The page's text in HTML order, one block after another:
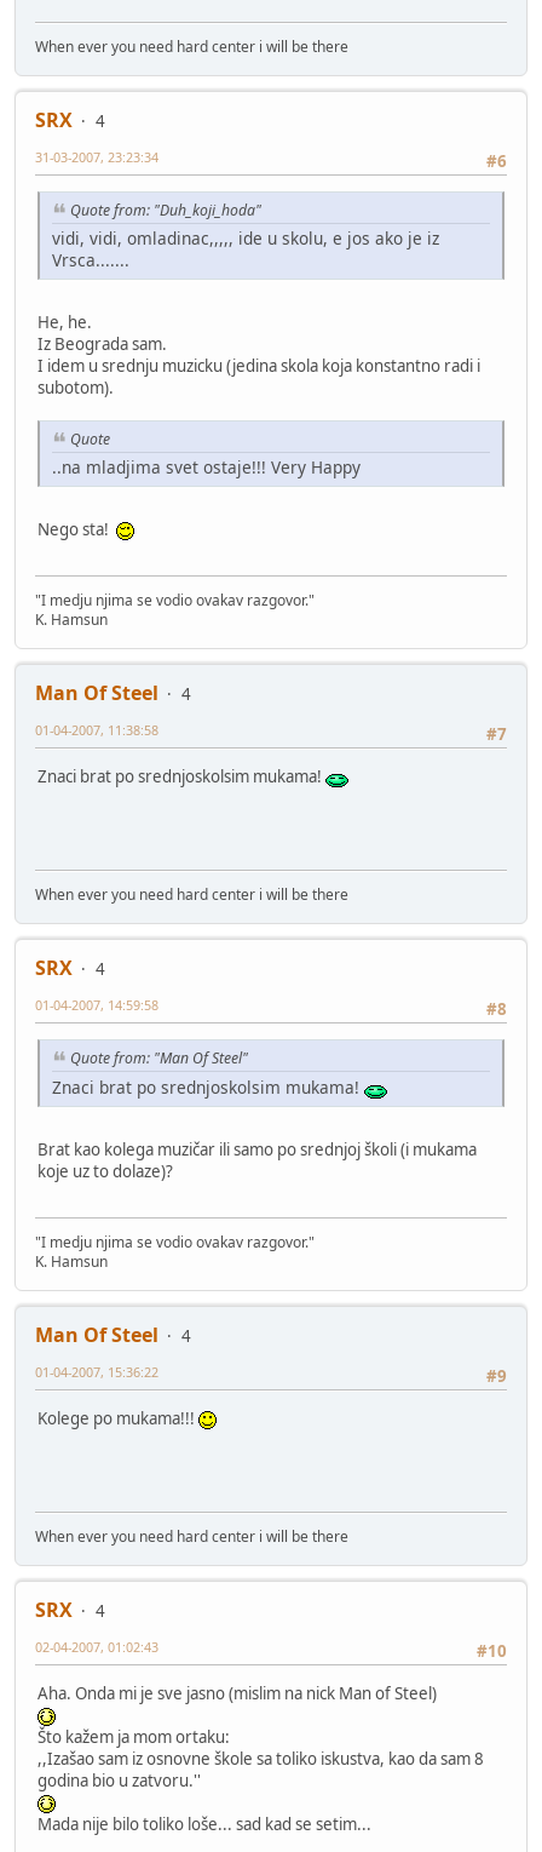
When ever you need hard center i will be there
SRX
4
#6
31-03-2007, 23:23:34
Quote from: "Duh_koji_hoda"
vidi, vidi, omladinac,,,,, ide u skolu, e jos ako je iz
Vrsca.......
He, he.
Iz Beograda sam.
I idem u srednju muzicku (jedina skola koja konstantno radi i
subotom).
Quote
..na mladjima svet ostaje!!! Very Happy
Nego sta!
"I medju njima se vodio ovakav razgovor."
K. Hamsun
Man Of Steel
4
#7
01-04-2007, 11:38:58
Znaci brat po srednjoskolsim mukama!
When ever you need hard center i will be there
SRX
4
#8
01-04-2007, 14:59:58
Quote from: "Man Of Steel"
Znaci brat po srednjoskolsim mukama!
Brat kao kolega muzičar ili samo po srednjoj školi (i mukama
koje uz to dolaze)?
"I medju njima se vodio ovakav razgovor."
K. Hamsun
Man Of Steel
4
#9
01-04-2007, 15:36:22
Kolege po mukama!!!
When ever you need hard center i will be there
SRX
4
#10
02-04-2007, 01:02:43
Aha. Onda mi je sve jasno (mislim na nick Man of Steel)
Što kažem ja mom ortaku:
,,Izašao sam iz osnovne škole sa toliko iskustva, kao da sam 8
godina bio u zatvoru.''
Mada nije bilo toliko loše... sad kad se setim...